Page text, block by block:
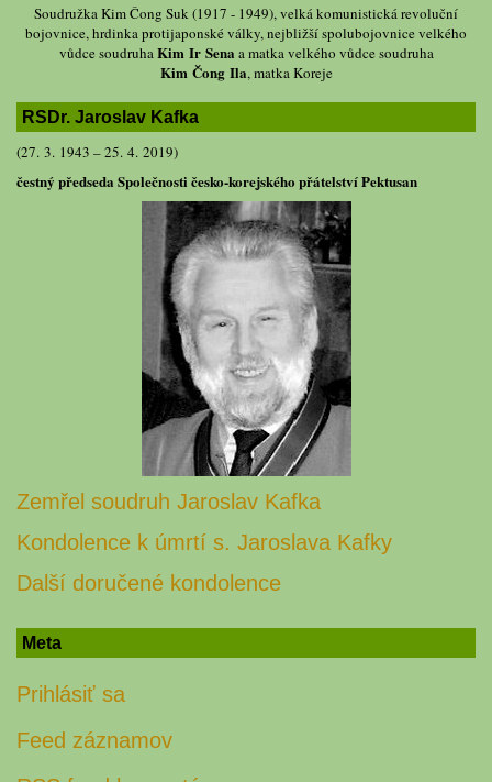
Soudružka Kim Čong Suk (1917 - 1949), velká komunistická revoluční
bojovnice, hrdinka protijaponské války, nejbližší spolubojovnice velkého
vůdce soudruhaKim Ir Sena a matka velkého vůdce soudruha
Kim Čong Ila, matka Koreje
RSDr. Jaroslav Kafka
(27. 3. 1943 – 25. 4. 2019)
čestný předseda Společnosti česko-korejského přátelství Pektusan
Zemřel soudruh Jaroslav Kafka
Kondolence k úmrtí s. Jaroslava Kafky
Další doručené kondolence
Meta
Prihlásiť sa
Feed záznamov